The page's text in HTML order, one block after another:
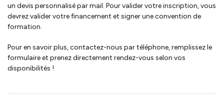
un devis personnalisé par mail. Pour valider votre inscription, vous
devrez valider votre financement et signer une convention de
formation.
Pour en savoir plus, contactez-nous par téléphone, remplissez le
formulaire et prenez directement rendez-vous selon vos
disponibilités !